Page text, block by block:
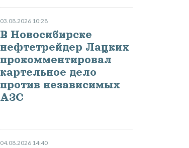
03.08.2026 10:28
В Новосибирске
нефтетрейдер Лацких
прокомментировал
картельное дело
против независимых
АЗС
04.08.2026 14:40